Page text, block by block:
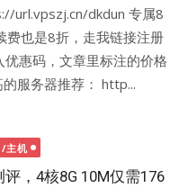
url.vpszj.cn/dkdun 专属8
费也是8折，走我链接注册
惠码，文章里标注的价格
服务器推荐： http...
主机
，4核8G 10M仅需176